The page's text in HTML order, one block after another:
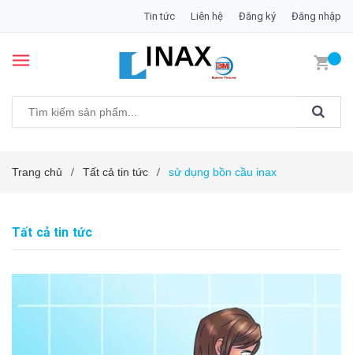
Tin tức Liên hệ Đăng ký Đăng nhập
Trang chủ / Tất cả tin tức / sử dụng bồn cầu inax
Tất cả tin tức